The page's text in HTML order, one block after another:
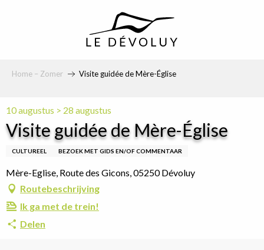
Home – Zomer Visite guidée de Mère-Église
10 augustus > 28 augustus
Visite guidée de Mère-Église
CULTUREEL BEZOEK MET GIDS EN/OF COMMENTAAR
Mère-Eglise, Route des Gicons, 05250 Dévoluy
Routebeschrijving
Ik ga met de trein!
Delen